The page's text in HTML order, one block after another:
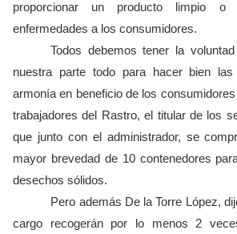
proporcionar un producto limpio o
enfermedades a los consumidores.
Todos debemos tener la
nuestra parte todo para hacer bien
armonía en beneficio de los
trabajadores del Rastro, el titular de los
que junto con el administrador, se
mayor brevedad de 10 contenedores
desechos sólidos.
Pero además De la Torre López,
cargo recogerán por lo menos 2